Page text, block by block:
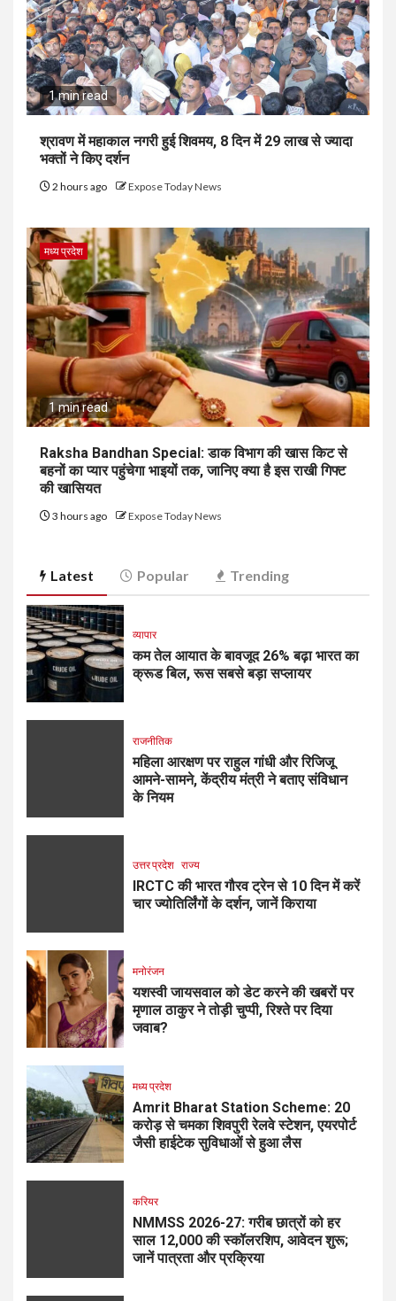
1 min read
श्रावण में महाकाल नगरी हुई शिवमय, 8 दिन में 29 लाख से ज्यादा
भक्तों ने किए दर्शन
2 hours ago Expose Today News
मध्य प्रदेश
1 min read
Raksha Bandhan Special: डाक विभाग की खास किट से
बहनों का प्यार पहुंचेगा भाइयों तक, जानिए क्या है इस राखी गिफ्ट
की खासियत
3 hours ago Expose Today News
Latest Popular Trending
व्यापार
कम तेल आयात के बावजूद 26% बढ़ा भारत का
क्रूड बिल, रूस सबसे बड़ा सप्लायर
राजनीतिक
महिला आरक्षण पर राहुल गांधी और रिजिजू
आमने-सामने, केंद्रीय मंत्री ने बताए संविधान
के नियम
उत्तर प्रदेश राज्य
IRCTC की भारत गौरव ट्रेन से 10 दिन में करें
चार ज्योतिर्लिंगों के दर्शन, जानें किराया
मनोरंजन
यशस्वी जायसवाल को डेट करने की खबरों पर
मृणाल ठाकुर ने तोड़ी चुप्पी, रिश्ते पर दिया
जवाब?
मध्य प्रदेश
Amrit Bharat Station Scheme: 20
करोड़ से चमका शिवपुरी रेलवे स्टेशन, एयरपोर्ट
जैसी हाईटेक सुविधाओं से हुआ लैस
करियर
NMMSS 2026-27: गरीब छात्रों को हर
साल ₹12,000 की स्कॉलरशिप, आवेदन शुरू;
जानें पात्रता और प्रक्रिया